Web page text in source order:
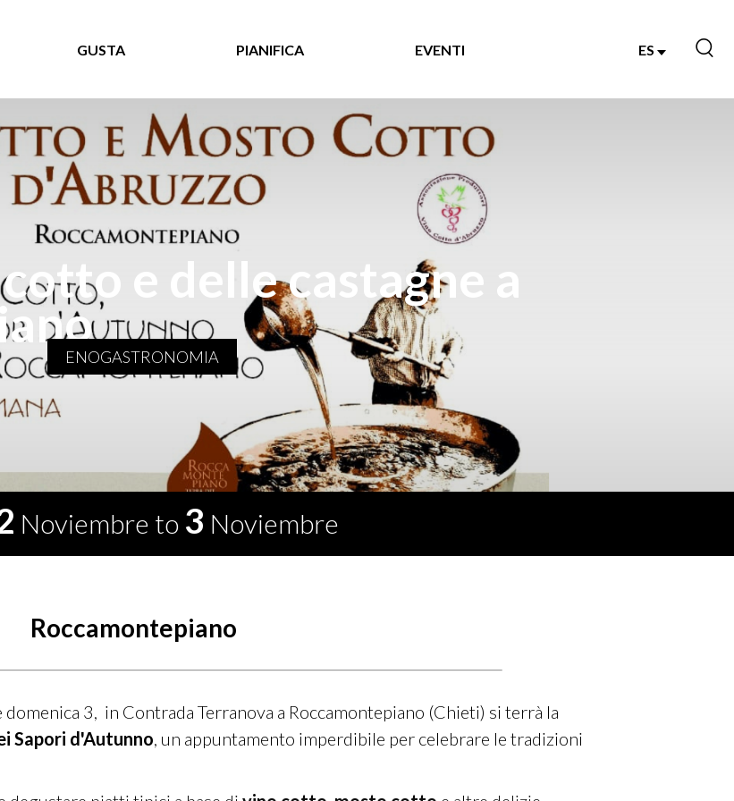
GUSTA PIANIFICA EVENTI ES
e delle castagne a
ENOGASTRONOMIA
Noviembre to 3 Noviembre
Roccamontepiano
3, in Contrada Terranova a Roccamontepiano (Chieti) si terrà la
Sapori d'Autunno, un appuntamento imperdibile per celebrare le tradizioni